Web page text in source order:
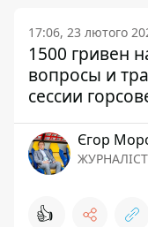
17:06, 23 лютого
1500 гривен
вопросы и
сессии
Єгор
ЖУРНАЛІСТ
👍